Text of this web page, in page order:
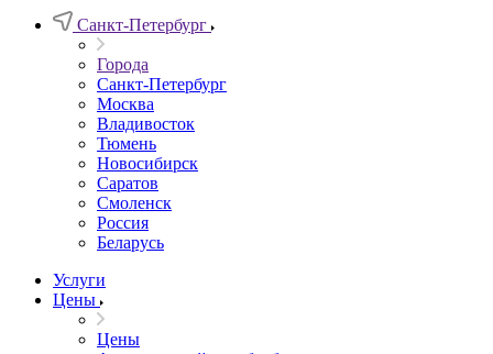
Санкт-Петербург
Города
Санкт-Петербург
Москва
Владивосток
Тюмень
Новосибирск
Саратов
Смоленск
Россия
Беларусь
Услуги
Цены
Цены